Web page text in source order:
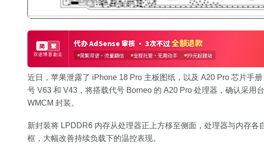
近日，苹果泄露了 iPhone 18 Pro 主板图纸，以及 A20 Pro 芯片手
号 V63 和 V43，将搭载代号 Borneo 的 A20 Pro 处理器，确认采用
WMCM 封装。
新封装将 LPDDR6 内存从处理器正上方移至侧面，处理器与内存各
框，大幅改善持续负载下的温控表现。